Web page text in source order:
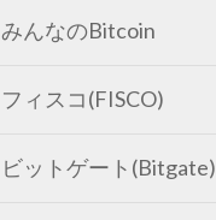
みんなのBitcoin
フィスコ(FISCO)
ビットゲート(Bitgate)